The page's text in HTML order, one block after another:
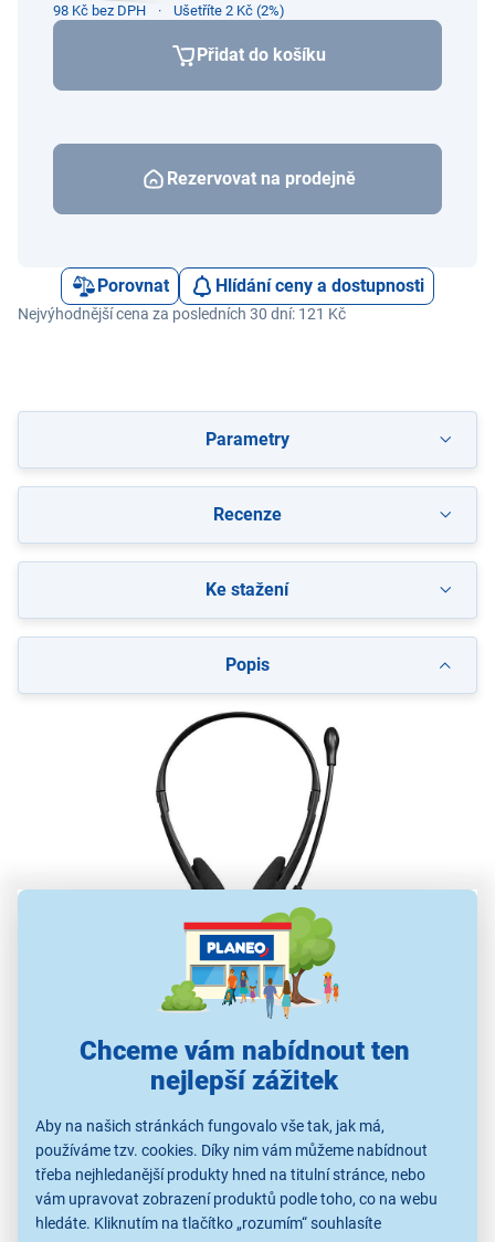
Chceme vám nabídnout ten
nejlepší zážitek
Aby na našich stránkách fungovalo vše tak, jak má,
používáme tzv. cookies. Díky nim vám můžeme nabídnout
třeba nejhledanější produkty hned na titulní stránce, nebo
vám upravovat zobrazení produktů podle toho, co na webu
hledáte. Kliknutím na tlačítko „rozumím“ souhlasíte
98 Kč bez DPH Ušetříte 2 Kč (2%)
Přidat do košíku
Rezervovat na prodejně
Porovnat Hlídání ceny a dostupnosti
Nejvýhodnější cena za posledních 30 dní: 121 Kč
Popis
Sluchátka s mikrofonem Canyon HS-01
černo-oranžová
27 mm měniče
frekvence 20–20 000 Hz
nastavitelný mikrofon
impedance 32 ohm
citlivost 105 dB
kabel délky 1,8 m
stereo zvuk
rotační ovládání hlasitosti
Parametry
Recenze
Ke stažení